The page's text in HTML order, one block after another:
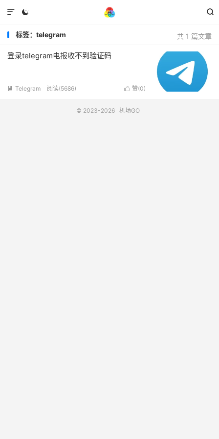



共 1 篇文章
标签：telegram
登录telegram电报收不到验证码
 赞(0)
 Telegram 阅读(5686)
© 2023-2026 机场GO